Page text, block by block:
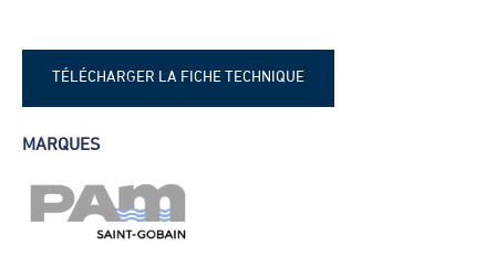
TÉLÉCHARGER LA FICHE TECHNIQUE
MARQUES